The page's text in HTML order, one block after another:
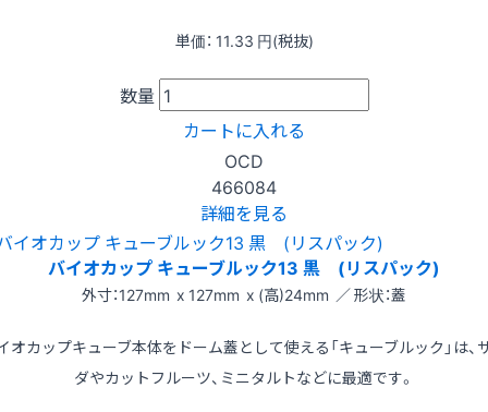
単価： 11.33 円(税抜)
数量
カートに入れる
OCD
466084
詳細を見る
バイオカップ キューブルック13 黒 (リスパック)
外寸：127mm x 127mm x (高)24mm ／ 形状：蓋
オカップキューブ本体をドーム蓋として使える「キューブルック」は、
ダやカットフルーツ、ミニタルトなどに最適です。